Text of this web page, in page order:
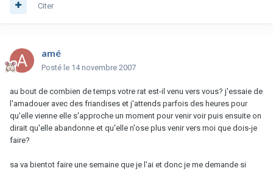
Citer
amé
Posté le 14 novembre 2007
au bout de combien de temps votre rat est-il venu vers vous? j'essaie de
l'amadouer avec des friandises et j'attends parfois des heures pour
qu'elle vienne elle s'approche un moment pour venir voir puis ensuite on
dirait qu'elle abandonne et qu'elle n'ose plus venir vers moi que dois-je
faire?
sa va bientot faire une semaine que je l'ai et donc je me demande si